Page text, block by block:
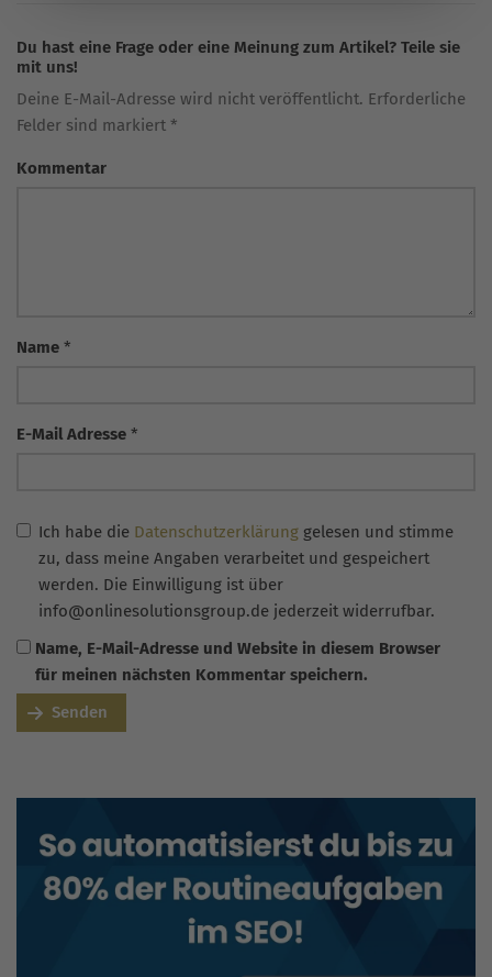
Du hast eine Frage oder eine Meinung zum Artikel? Teile sie
mit uns!
Deine E-Mail-Adresse wird nicht veröffentlicht. Erforderliche
Felder sind markiert *
Kommentar
Name *
E-Mail Adresse *
Ich habe die Datenschutzerklärung gelesen und stimme
zu, dass meine Angaben verarbeitet und gespeichert
werden. Die Einwilligung ist über
info@onlinesolutionsgroup.de jederzeit widerrufbar.
Name, E-Mail-Adresse und Website in diesem Browser
für meinen nächsten Kommentar speichern.
Senden